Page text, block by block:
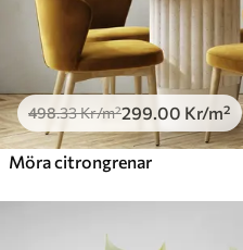
498.33Kr/m²299 .00 Kr/m²
Möra citrongrenar